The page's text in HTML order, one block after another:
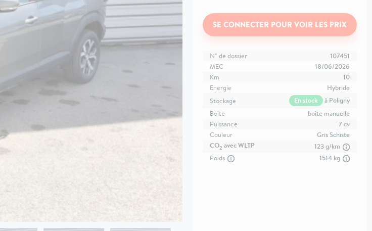
SE CONNECTER POUR VOIR LES PRIX
N° de dossier
107451
MEC
18/06/2026
Km
10
Energie
Hybride
Stockage
En stock
à Poligny
Boîte
boîte manuelle
Puissance
7 cv
Couleur
Gris Schiste
CO2 avec WLTP
123 g/km
Poids
1514 kg